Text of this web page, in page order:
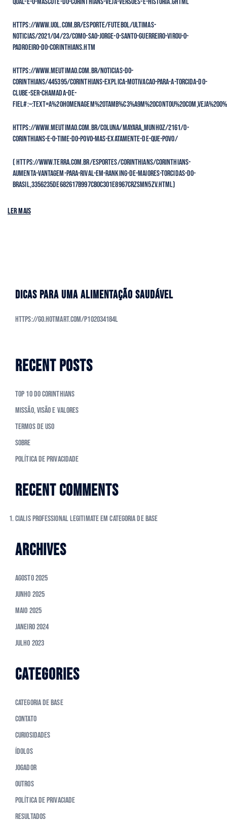
https://www.uol.com.br/esporte/futebol/ultimas-
noticias/2021/04/23/como-sao-jorge-o-santo-guerreiro-virou-o-
padroeiro-do-corinthians.htm
https://www.meutimao.com.br/noticias-do-
corinthians/445395/corinthians-explica-motivacao-para-a-torcida-do-
clube-ser-chamada-de-
https://www.meutimao.com.br/coluna/mayara_munhoz/2161/o-
corinthians-e-o-time-do-povo-mas-exatamente-de-que-povo/
( https://www.terra.com.br/esportes/corinthians/corinthians-
aumenta-vantagem-para-rival-em-ranking-de-maiores-torcidas-do-
brasil,3356235de682617b997cb0c301e8967crzsmn5zv.html)
Ler mais
DICAS PARA UMA ALIMENTAÇÃO SAUDÁVEL
https://go.hotmart.com/P102034184L
RECENT POSTS
Top 10 do Corinthians
Missão, Visão e Valores
Termos de Uso
Sobre
Política de Privacidade
RECENT COMMENTS
cialis professional legitimateemCategoria de Base
ARCHIVES
Agosto 2025
Junho 2025
Maio 2025
Janeiro 2024
Julho 2023
CATEGORIES
Categoria de Base
Contato
Curiosidades
Ídolos
Jogador
Outros
Política de Privaciade
Resultados